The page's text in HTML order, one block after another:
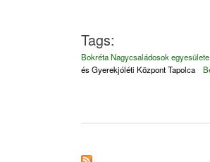
Tags:
Bokréta Nagycsaládosok egyesülete
és Gyerekjóléti Központ Tapolca